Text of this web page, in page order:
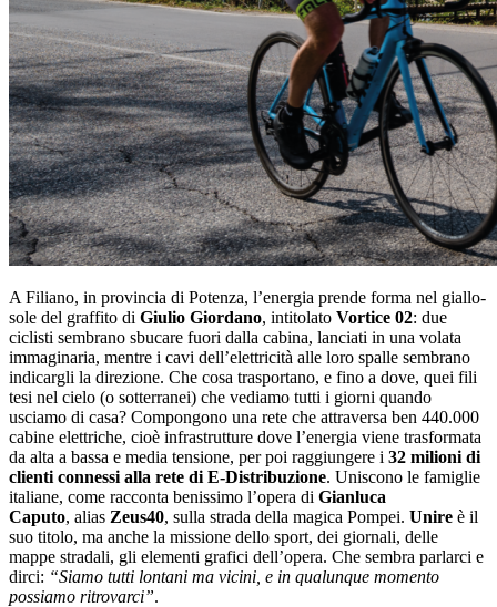
A Filiano, in provincia di Potenza, l’energia prende forma nel giallo-
sole del graffito di Giulio Giordano, intitolato Vortice 02: due
ciclisti sembrano sbucare fuori dalla cabina, lanciati in una volata
immaginaria, mentre i cavi dell’elettricità alle loro spalle sembrano
indicargli la direzione. Che cosa trasportano, e fino a dove, quei fili
tesi nel cielo (o sotterranei) che vediamo tutti i giorni quando
usciamo di casa? Compongono una rete che attraversa ben 440.000
cabine elettriche, cioè infrastrutture dove l’energia viene trasformata
da alta a bassa e media tensione, per poi raggiungere i 32 milioni di
clienti connessi alla rete di E-Distribuzione. Uniscono le famiglie
italiane, come racconta benissimo l’opera di Gianluca
Caputo, alias Zeus40, sulla strada della magica Pompei. Unire è il
suo titolo, ma anche la missione dello sport, dei giornali, delle
mappe stradali, gli elementi grafici dell’opera. Che sembra parlarci e
dirci: “Siamo tutti lontani ma vicini, e in qualunque momento
possiamo ritrovarci”.